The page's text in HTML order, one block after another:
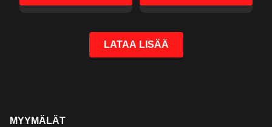
LATAA LISÄÄ
MYYMÄLÄT